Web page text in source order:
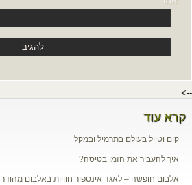
-->
קרא עוד
קום וטייל בעולם בתרמיל ובמקל
איך להעביר את הזמן בטיסה?
אלבום חופשה – לאגד אינספור חוויות באלבום מהודר